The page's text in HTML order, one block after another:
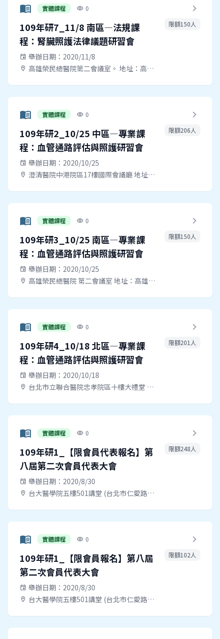
menu_book 實體課程 visibility 0
109年研7_11/8 南區—法規課
程：腎臟照護法律議題研習會
event 舉辦日期：2020/11/8
location_on 高雄榮民總醫院第二會議室。 地址：高雄市左營區大中一路386號
chevron_right
限額150人
menu_book 實體課程 visibility 0
109年研2_10/25 中區—專業課
程：血管通路評估與照護研習會
event 舉辦日期：2020/10/25
location_on 澄清醫院中港院區17樓國際會議廳 地址：台中市西屯區臺灣大道四段966號
chevron_right
限額206人
menu_book 實體課程 visibility 0
109年研3_10/25 南區—專業課
程：血管通路評估與照護研習會
event 舉辦日期：2020/10/25
location_on 高雄榮民總醫院 第二會議室 地址：高雄市左營區大中一路386號
chevron_right
限額150人
menu_book 實體課程 visibility 0
109年研4_10/18 北區—專業課
程：血管通路評估與照護研習會
event 舉辦日期：2020/10/18
location_on 台北市立聯合醫院忠孝院區十樓大禮堂 地址：臺北市南港區同德路87號
chevron_right
限額201人
menu_book 實體課程 visibility 0
109年研1_【限會員代表報名】第
八屆第二次會員代表大會
event 舉辦日期：2020/8/30
location_on 台大醫學院五樓501講堂 (台北市仁愛路一段1號)
chevron_right
限額248人
menu_book 實體課程 visibility 0
109年研1_【限會員報名】第八屆
第二次會員代表大會
event 舉辦日期：2020/8/30
location_on 台大醫學院五樓501講堂 (台北市仁愛路一段1號)
chevron_right
限額102人